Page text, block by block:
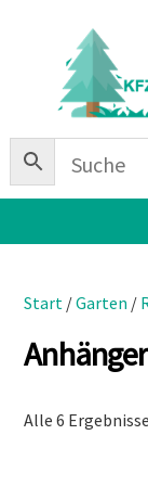
Start /Garten /
Anhänger
Alle 6